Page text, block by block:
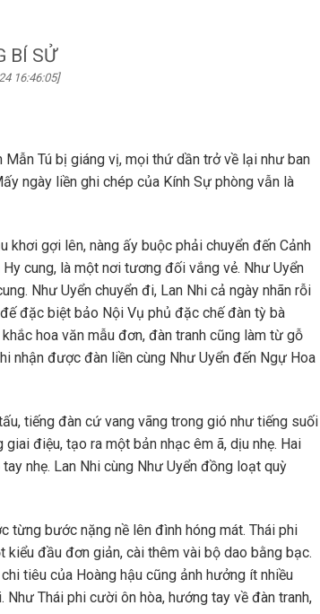
BÍ SỬ
16:46:05]
Tú bị giáng vị, mọi thứ dần trở về lại như ban
ngày liền ghi chép của Kính Sự phòng vẫn là
khơi gợi lên, nàng ấy buộc phải chuyển đến Cảnh
cung, là một nơi tương đối vắng vẻ. Như Uyển
Như Uyển chuyển đi, Lan Nhi cả ngày nhãn rỗi
đặc biệt bảo Nội Vụ phủ đặc chế đàn tỳ bà
hoa văn mẫu đơn, đàn tranh cũng làm từ gỗ
nhận được đàn liền cùng Như Uyển đến Ngự Hoa
tiếng đàn cứ vang vãng trong gió như tiếng suối
điệu, tạo ra một bản nhạc êm ã, dịu nhẹ. Hai
nhẹ. Lan Nhi cùng Như Uyển đồng loạt quỳ
từng bước nặng nề lên đình hóng mát. Thái phi
kiểu đầu đơn giản, cài thêm vài bộ dao bằng bạc.
tiêu của Hoàng hậu cũng ảnh hưởng ít nhiều
Thái phi cười ôn hòa, hướng tay về đàn tranh,